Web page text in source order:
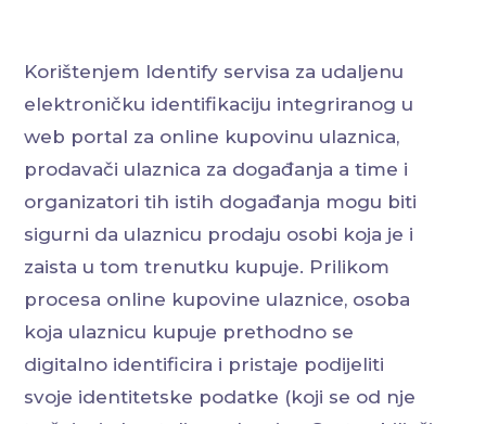
Korištenjem Identify servisa za udaljenu
elektroničku identifikaciju integriranog u
web portal za online kupovinu ulaznica,
prodavači ulaznica za događanja a time i
organizatori tih istih događanja mogu biti
sigurni da ulaznicu prodaju osobi koja je i
zaista u tom trenutku kupuje. Prilikom
procesa online kupovine ulaznice, osoba
koja ulaznicu kupuje prethodno se
digitalno identificira i pristaje podijeliti
svoje identitetske podatke (koji se od nje